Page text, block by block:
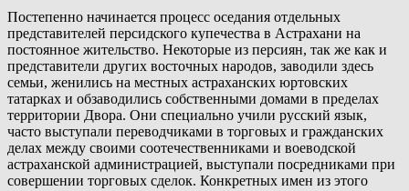
Постепенно начинается процесс оседания отдельных
представителей персидского купечества в Астрахани на
постоянное жительство. Некоторые из персиян, так же как и
представители других восточных народов, заводили здесь
семьи, женились на местных астраханских юртовских
татарках и обзаводились собственными домами в пределах
территории Двора. Они специально учили русский язык,
часто выступали переводчиками в торговых и гражданских
делах между своими соотечественниками и воеводской
астраханской администрацией, выступали посредниками при
совершении торговых сделок. Конкретных имен из этого